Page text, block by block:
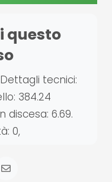
questo
tecnici:
384.24
discesa: 6.69.
0,